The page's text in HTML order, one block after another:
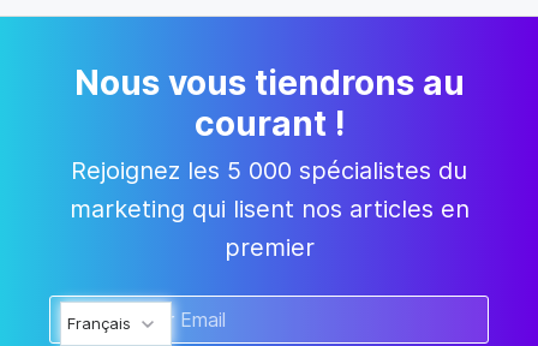
Nous vous tiendrons au
courant !
Rejoignez les 5 000 spécialistes du
marketing qui lisent nos articles en
premier
Français